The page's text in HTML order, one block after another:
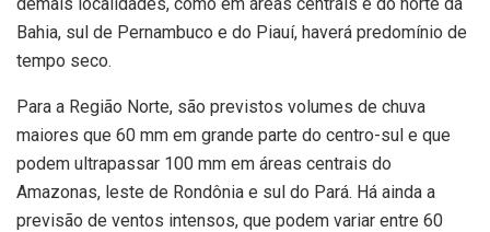
Bahia, sul de Pernambuco e do Piauí, haverá predomínio de
tempo seco.
Para a Região Norte, são previstos volumes de chuva
maiores que 60 mm em grande parte do centro-sul e que
podem ultrapassar 100 mm em áreas centrais do
Amazonas, leste de Rondônia e sul do Pará. Há ainda a
previsão de ventos intensos, que podem variar entre 60